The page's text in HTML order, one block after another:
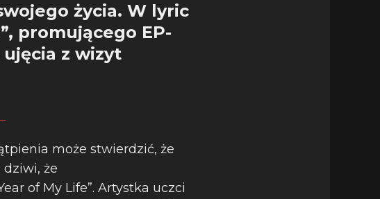
życia. W lyric
promującego EP-
z wizyt
może stwierdzić, że
dziwi, że
of My Life”. Artystka uczci